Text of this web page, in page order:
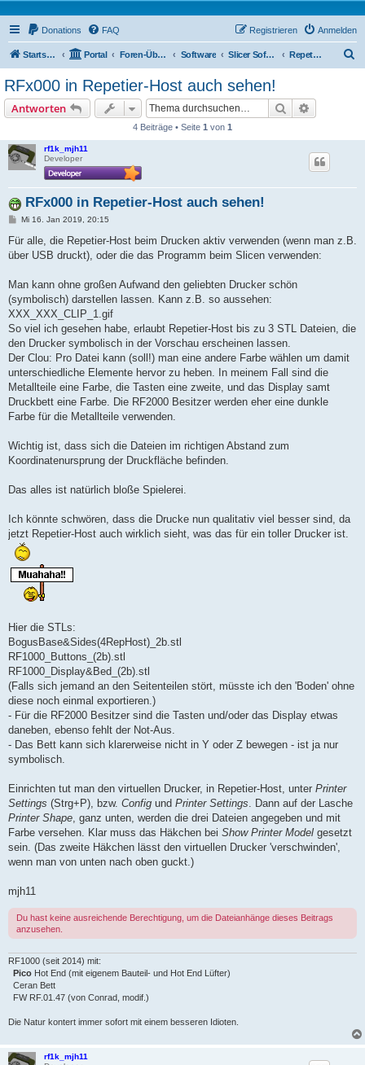
Donations FAQ Anmelden
Registrieren
Startseite Portal Foren-Übersicht Software Slicer Software Repetier Host
RFx000 in Repetier-Host auch sehen!
Antworten Suche
4 Beiträge • Seite 1 von 1
rf1k_mjh11
Developer
RFx000 in Repetier-Host auch sehen!
B
i
r
Mi 16. Jan 2019, 20:15
Für alle, die Repetier-Host beim Drucken aktiv verwenden (wenn man z.B.
über USB druckt), oder die das Programm beim Slicen verwenden:
Man kann ohne großen Aufwand den geliebten Drucker schön
(symbolisch) darstellen lassen. Kann z.B. so aussehen:
XXX_XXX_CLIP_1.gif
So viel ich gesehen habe, erlaubt Repetier-Host bis zu 3 STL Dateien, die
den Drucker symbolisch in der Vorschau erscheinen lassen.
Der Clou: Pro Datei kann (soll!) man eine andere Farbe wählen um damit
unterschiedliche Elemente hervor zu heben. In meinem Fall sind die
Metallteile eine Farbe, die Tasten eine zweite, und das Display samt
Druckbett eine Farbe. Die RF2000 Besitzer werden eher eine dunkle
Farbe für die Metallteile verwenden.
Wichtig ist, dass sich die Dateien im richtigen Abstand zum
Koordinatenursprung der Druckfläche befinden.
Das alles ist natürlich bloße Spielerei.
Ich könnte schwören, dass die Drucke nun qualitativ viel besser sind, da
jetzt Repetier-Host auch wirklich sieht, was das für ein toller Drucker ist.
Hier die STLs:
BogusBase&Sides(4RepHost)_2b.stl
RF1000_Buttons_(2b).stl
RF1000_Display&Bed_(2b).stl
(Falls sich jemand an den Seitenteilen stört, müsste ich den 'Boden' ohne
diese noch einmal exportieren.)
- Für die RF2000 Besitzer sind die Tasten und/oder das Display etwas
daneben, ebenso fehlt der Not-Aus.
- Das Bett kann sich klarerweise nicht in Y oder Z bewegen - ist ja nur
symbolisch.
Einrichten tut man den virtuellen Drucker, in Repetier-Host, unter Printer
Settings (Strg+P), bzw. Config und Printer Settings. Dann auf der Lasche
Printer Shape, ganz unten, werden die drei Dateien angegeben und mit
Farbe versehen. Klar muss das Häkchen bei Show Printer Model gesetzt
sein. (Das zweite Häkchen lässt den virtuellen Drucker 'verschwinden',
wenn man von unten nach oben guckt.)
mjh11
Du hast keine ausreichende Berechtigung, um die Dateianhänge dieses Beitrags
anzusehen.
RF1000 (seit 2014) mit:
Pico Hot End (mit eigenem Bauteil- und Hot End Lüfter)
Ceran Bett
FW RF.01.47 (von Conrad, modif.)
Die Natur kontert immer sofort mit einem besseren Idioten.
rf1k_mjh11